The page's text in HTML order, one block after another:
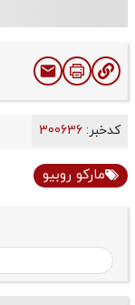
کدخبر:
مارکو روبیو